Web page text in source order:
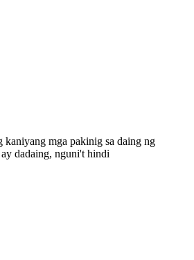
kaniyang mga pakinig sa daing ng
dadaing, nguni't hindi